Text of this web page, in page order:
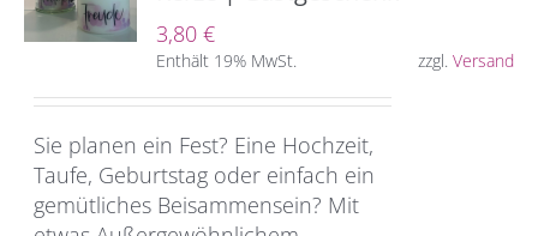
3,80€
Enthält 19% MwSt. zzgl. Versand
Sie planen ein Fest? Eine Hochzeit,
Taufe, Geburtstag oder einfach ein
gemütliches Beisammensein? Mit